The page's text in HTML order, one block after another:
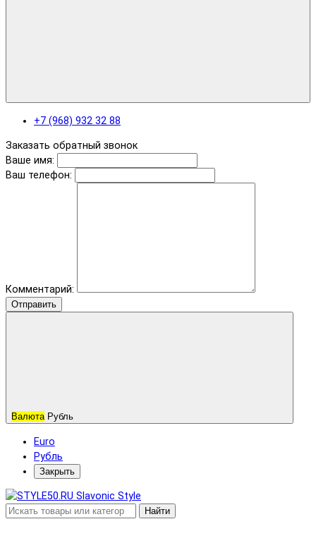
+7 (968) 932 32 88
Заказать обратный звонок
Ваше имя:
Ваш телефон:
Комментарий:
Отправить
Валюта Рубль
Euro
Рубль
Закрыть
Найти